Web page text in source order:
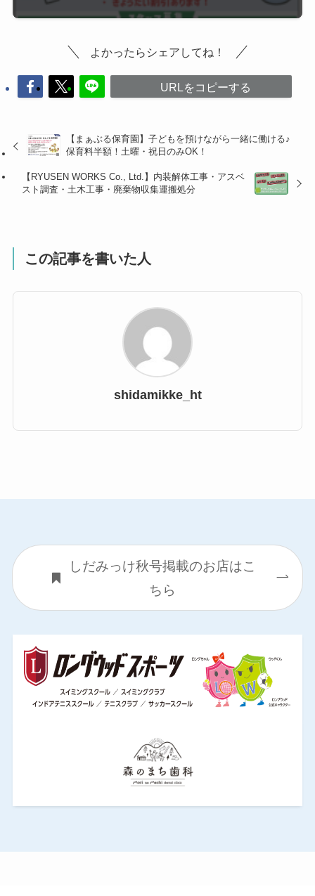
よかったらシェアしてね！
URLをコピーする
【まぁぶる保育園】子どもを預けながら一緒に働ける♪
保育料半額！土曜・祝日のみOK！
【RYUSEN WORKS Co., Ltd.】内装解体工事・アスベ
スト調査・土木工事・廃棄物収集運搬処分
この記事を書いた人
shidamikke_ht
しだみっけ秋号掲載のお店はこ
ちら